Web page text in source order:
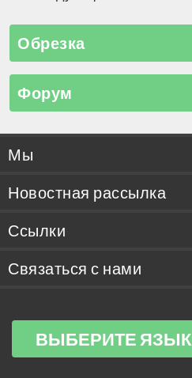
Обрезка
Форум
Мы
Новостная рассылка
Ссылки
Связаться с нами
ВЫБЕРИТЕ ЯЗЫК